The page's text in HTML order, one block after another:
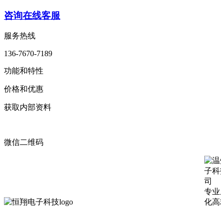
咨询在线客服
服务热线
136-7670-7189
功能和特性
价格和优惠
获取内部资料
微信二维码
专
化